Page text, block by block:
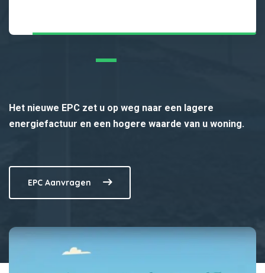
Het nieuwe EPC zet u op weg naar een lagere
energiefactuur en een hogere waarde van u woning.
EPC Aanvragen